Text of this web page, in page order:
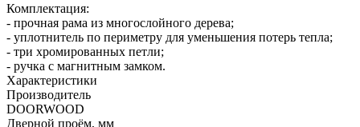
Комплектация:
- прочная рама из многослойного дерева;
- уплотнитель по периметру для уменьшения потерь тепла;
- три хромированных петли;
- ручка с магнитным замком.
Характеристики
Производитель
DOORWOOD
Дверной проём, мм